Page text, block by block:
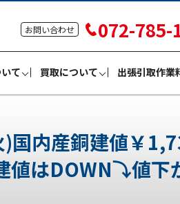
お問い合わせ 072-785-
て 買取について 出張引取作業
内産銅建値￥
はDOWN⤵値下